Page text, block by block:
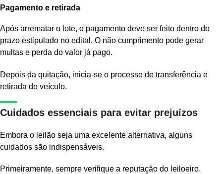
Pagamento e retirada
Após arrematar o lote, o pagamento deve ser feito dentro do
prazo estipulado no edital. O não cumprimento pode gerar
multas e perda do valor já pago.
Depois da quitação, inicia-se o processo de transferência e
retirada do veículo.
Cuidados essenciais para evitar prejuízos
Embora o leilão seja uma excelente alternativa, alguns
cuidados são indispensáveis.
Primeiramente, sempre verifique a reputação do leiloeiro.